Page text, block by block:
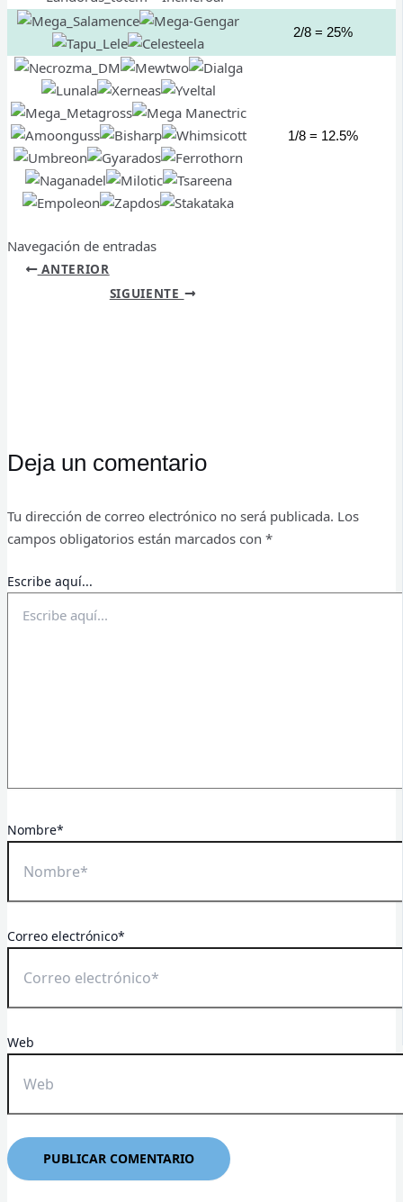
2/8 = 25%
1/8 = 12.5%
Navegación de entradas
ANTERIOR
SIGUIENTE
Deja un comentario
Tu dirección de correo electrónico no será publicada. Los
campos obligatorios están marcados con *
Escribe aquí...
Nombre*
Correo electrónico*
Web